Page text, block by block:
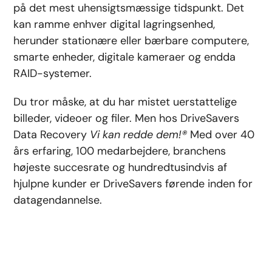
på det mest uhensigtsmæssige tidspunkt. Det
kan ramme enhver digital lagringsenhed,
herunder stationære eller bærbare computere,
smarte enheder, digitale kameraer og endda
RAID-systemer.
Du tror måske, at du har mistet uerstattelige
billeder, videoer og filer. Men hos DriveSavers
Data Recovery Vi kan redde dem!® Med over 40
års erfaring, 100 medarbejdere, branchens
højeste succesrate og hundredtusindvis af
hjulpne kunder er DriveSavers førende inden for
datagendannelse.